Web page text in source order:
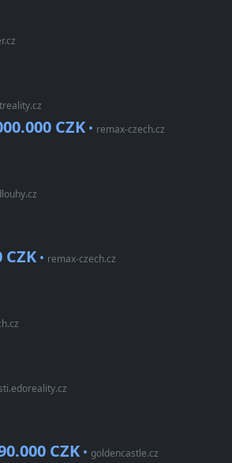
CZK • remax-czech.cz
CZK • remax-czech.cz
CZK • goldencastle.cz